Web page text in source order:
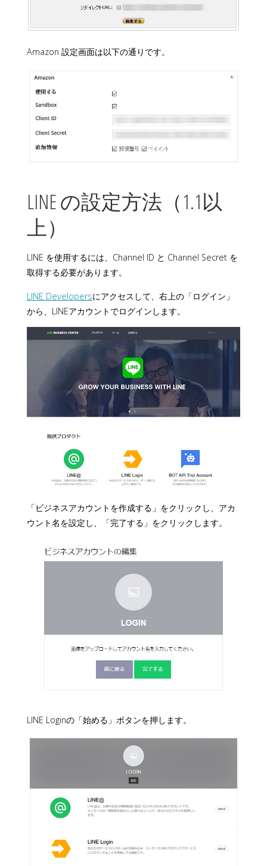
Amazon 設定画面は以下の通りです。
LINE の設定方法（1.1以
上）
LINE を使用するには、Channel ID と Channel Secret を
取得する必要があります。
LINE Developersにアクセスして、右上の「ログイン」
から、LINEアカウントでログインします。
「ビジネスアカウントを作成する」をクリックし、アカ
ウント名を設定し、「完了する」をクリックします。
LINE Loginの「始める」ボタンを押します。